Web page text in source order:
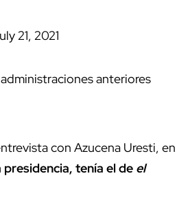
21, 2021
anteriores
con Azucena Uresti, en
tenía el de el